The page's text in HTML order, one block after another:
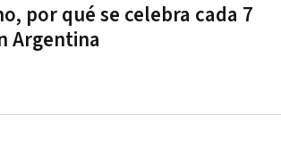
por qué se celebra cada 7
Argentina